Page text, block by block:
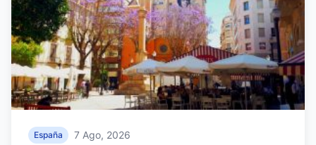
España 7 Ago, 2026